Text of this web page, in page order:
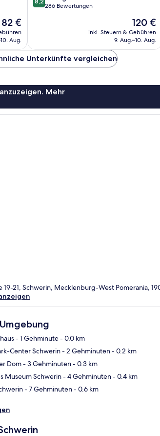
Der
Preis
beträgt
82 €
Aug.
von
Bewertungen
286 Bewertungen
Der
Preis
beträgt
120 €
inkl. Steuern & Gebühren
9. Aug.–10. Aug.
Unterkünfte vergleichen
Mehr
19-21, Schwerin, Mecklenburg-West Pomerania,
- 1 Gehminute- 0.0 km
Center Schwerin- 2 Gehminuten- 0.2 km
Dom- 3 Gehminuten- 0.3 km
Museum Schwerin- 4 Gehminuten- 0.4 km
- 7 Gehminuten- 0.6 km